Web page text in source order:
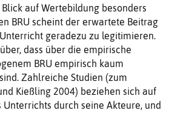
auf Wertebildung besonders
BRU scheint der erwartete Beitrag
geradezu zu legitimieren.
dass über die empirische
BRU empirisch kaum
Zahlreiche Studien (zum
Kießling 2004) beziehen sich auf
durch seine Akteure, und